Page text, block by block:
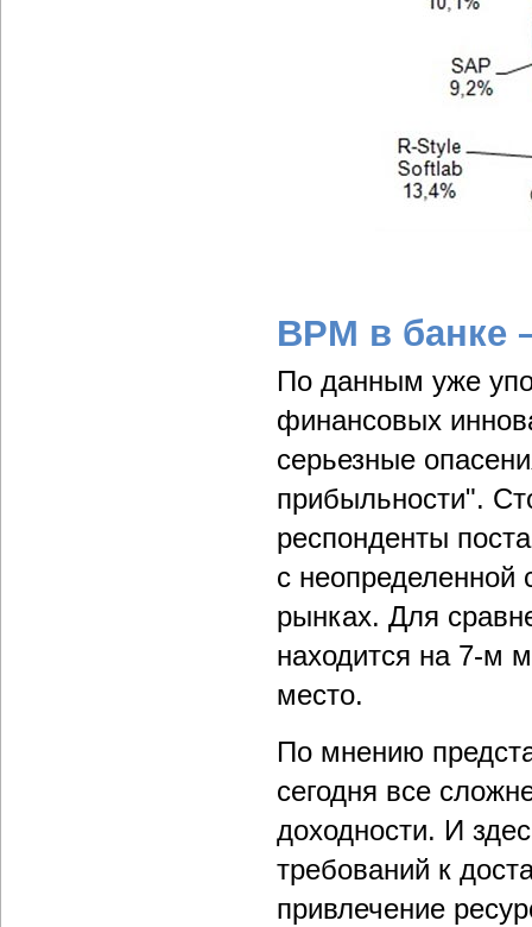
BPM в банке
По данным уже
финансовых
серьезные
прибыльности".
респонденты
с
рынках. Для
находится на 7-м
место.
По мнению
сегодня все
доходности. И
требований к
привлечение